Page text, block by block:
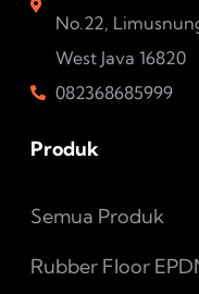
No.22,
West Java 16820
082368685999
Produk
Semua Produk
Rubber Floor